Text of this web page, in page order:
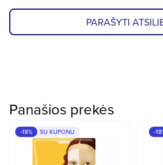
PARAŠYTI
Panašios prekės
-18% SU KUPONU -